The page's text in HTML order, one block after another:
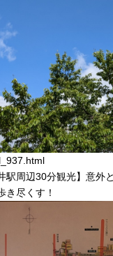
駅周辺30分観光】意外
き尽くす！